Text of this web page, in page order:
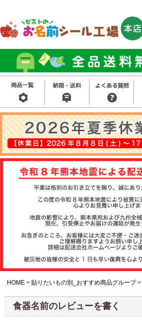
HOME 貼りたいもの別_おすすめ商品グループ
食器名前のレビューを書く